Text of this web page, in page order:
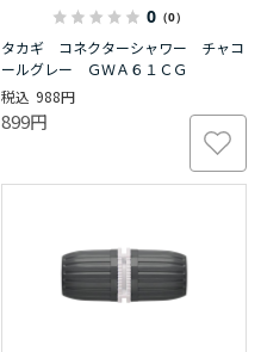
0（0）
タカギ コネクターシャワー チャコ
ールグレー ＧＷＡ６１ＣＧ
988円
899円